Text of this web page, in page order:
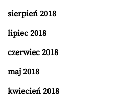
sierpień 2018
lipiec 2018
czerwiec 2018
maj 2018
kwiecień 2018